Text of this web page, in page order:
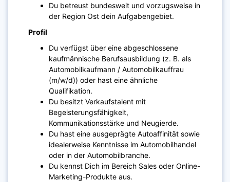
Du betreust bundesweit und vorzugsweise in
der Region Ost dein Aufgabengebiet.
Profil
Du verfügst über eine abgeschlossene
kaufmännische Berufsausbildung (z. B. als
Automobilkaufmann / Automobilkauffrau
(m/w/d)) oder hast eine ähnliche
Qualifikation.
Du besitzt Verkaufstalent mit
Begeisterungsfähigkeit,
Kommunikationsstärke und Neugierde.
Du hast eine ausgeprägte Autoaffinität sowie
idealerweise Kenntnisse im Automobilhandel
oder in der Automobilbranche.
Du kennst Dich im Bereich Sales oder Online-
Marketing-Produkte aus.